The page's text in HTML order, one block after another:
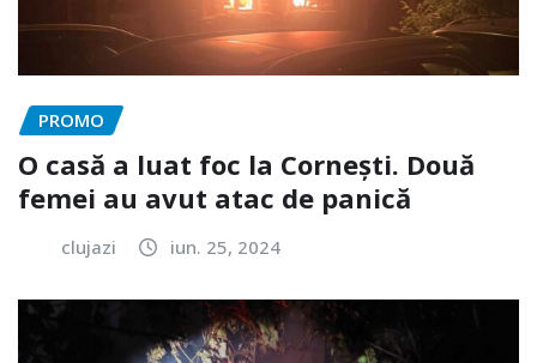
PROMO
O casă a luat foc la Cornești. Două
femei au avut atac de panică
clujazi iun. 25, 2024